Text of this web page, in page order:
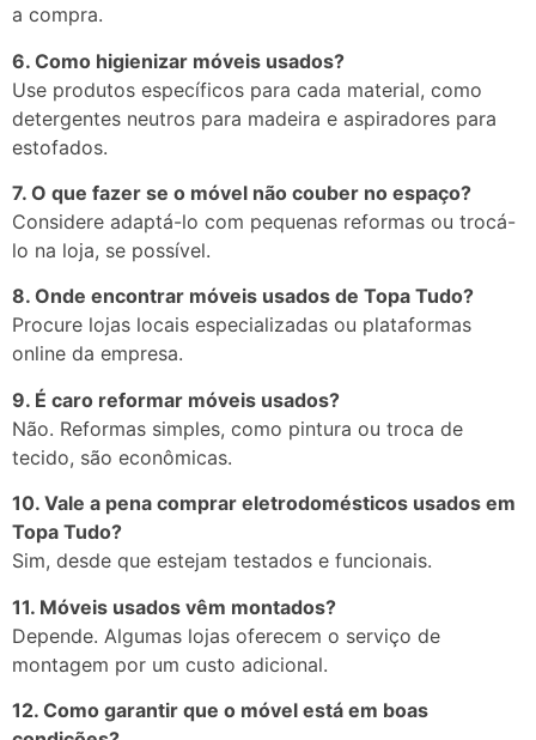
a compra.
6. Como higienizar móveis usados?
Use produtos específicos para cada material, como
detergentes neutros para madeira e aspiradores para
estofados.
7. O que fazer se o móvel não couber no espaço?
Considere adaptá-lo com pequenas reformas ou trocá-
lo na loja, se possível.
8. Onde encontrar móveis usados de Topa Tudo?
Procure lojas locais especializadas ou plataformas
online da empresa.
9. É caro reformar móveis usados?
Não. Reformas simples, como pintura ou troca de
tecido, são econômicas.
10. Vale a pena comprar eletrodomésticos usados em
Topa Tudo?
Sim, desde que estejam testados e funcionais.
11. Móveis usados vêm montados?
Depende. Algumas lojas oferecem o serviço de
montagem por um custo adicional.
12. Como garantir que o móvel está em boas